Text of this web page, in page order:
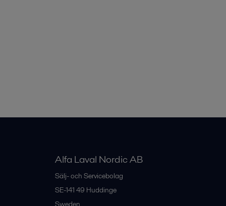
Alfa Laval Nordic AB
Sälj- och Servicebolag
SE-141 49 Huddinge
Sweden